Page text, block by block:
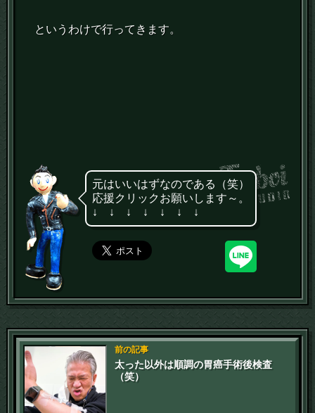
というわけで行ってきます。
元はいいはずなのである（笑）
応援クリックお願いします～。
↓ ↓ ↓ ↓ ↓ ↓ ↓
前の記事
太った以外は順調の胃癌手術後検査
（笑）